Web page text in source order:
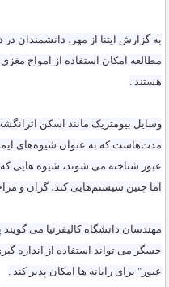
به گزارش ایتنا از مهر، دانشمندان در
مطالعه امکان استفاده از امواج مغزی
هستند .
وسایل بیومتریک مانند اسکن
مدت‌هاست که به عنوان شیوه‌های
عبور شناخته می شوند، شیوه هایی
اما چنین سیستم‌هایی کند، گران و
مهندسان دانشگاه کالیفرنیا می
حسگر می تواند استفاده از اندازه
عبور" برای رایانه ها امکان پذیر کند .